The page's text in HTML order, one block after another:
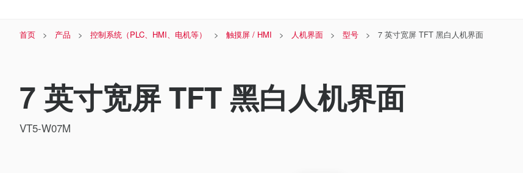
首页 产品 控制系统（PLC、HMI、电机等） 触摸屏 / HMI 人机界面 型号 7 英寸宽屏 TFT 黑白人机界面
7 英寸宽屏 TFT 黑白人机界面
VT5-W07M